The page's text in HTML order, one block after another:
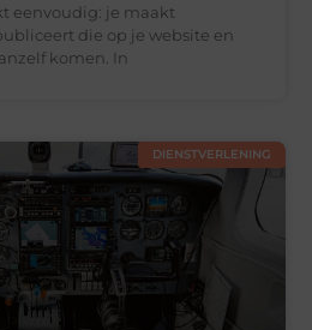
eenvoudig: je maakt
die op je website en
komen. In
DIENSTVERLENING